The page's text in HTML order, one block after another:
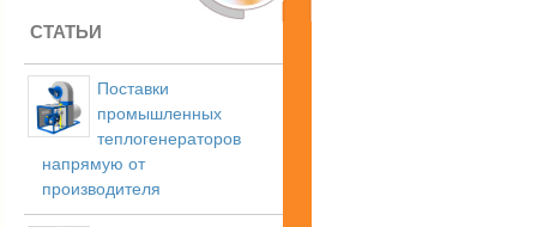
СТАТЬИ
Поставки
промышленных
теплогенераторов
напрямую от
производителя